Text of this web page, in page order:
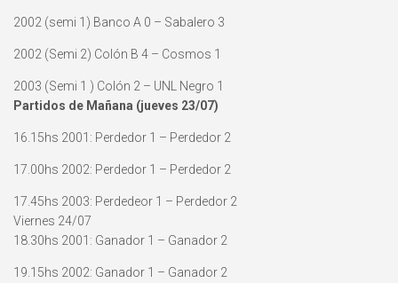
2002 (semi 1) Banco A 0 – Sabalero 3
2002 (Semi 2) Colón B 4 – Cosmos 1
2003 (Semi 1 ) Colón 2 – UNL Negro 1
Partidos de Mañana (jueves 23/07)
16.15hs 2001: Perdedor 1 – Perdedor 2
17.00hs 2002: Perdedor 1 – Perdedor 2
17.45hs 2003: Perdedeor 1 – Perdedor 2
Viernes 24/07
18.30hs 2001: Ganador 1 – Ganador 2
19.15hs 2002: Ganador 1 – Ganador 2